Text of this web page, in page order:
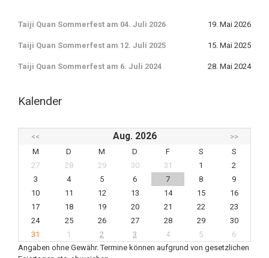
Taiji Quan Sommerfest am 04. Juli 2026 19. Mai 2026
Taiji Quan Sommerfest am 12. Juli 2025 15. Mai 2025
Taiji Quan Sommerfest am 6. Juli 2024 28. Mai 2024
Kalender
<< Aug. 2026
>>
M
D M D F S
S
27
28 29 30 31 1
2
3
4 5 6 7 8
9
10
11 12 13 14 15
16
17
18 19 20 21 22
23
24
25 26 27 28 29
30
31
1 2 3 4 5
6
Angaben ohne Gewähr. Termine können aufgrund von gesetzlichen